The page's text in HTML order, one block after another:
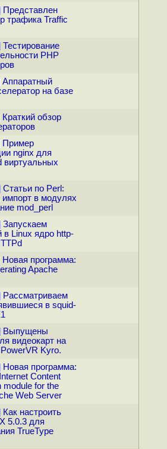
Представлен
трафика Traffic
Тестирование
PHP
Аппаратный
на базе
Краткий обзор
Пример
nginx для
виртуальных
Статьи по Perl:
импорт в модулях
mod_perl
Запускаем
в Linux ядро http-
Новая программа:
Apache
Рассматриваем
в squid-
Выпущены
видеокарт на
Kyro.
Новая программа:
Content
module for the
Web Server
Как настроить
5.0.3 для
TrueType